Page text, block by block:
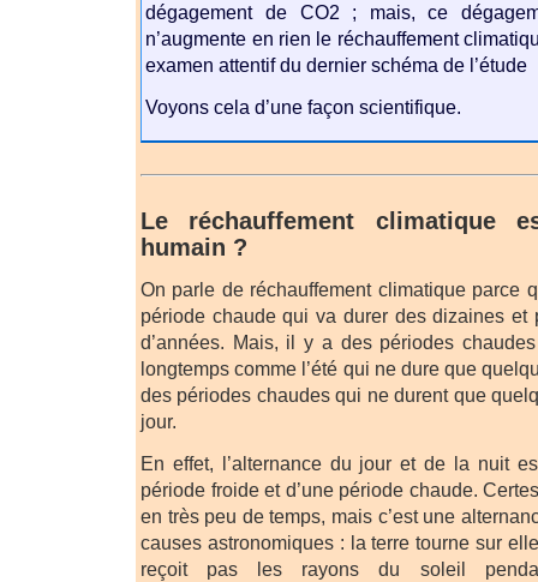
dégagement de CO2 ; mais, ce
n’augmente en rien le réchauffement
examen attentif du dernier schéma de l’étude
Voyons cela d’une façon scientifique.
Le réchauffement climatique
humain ?
On parle de réchauffement climatique parce
période chaude qui va durer des dizaines et
d’années. Mais, il y a des périodes
longtemps comme l’été qui ne dure que
des périodes chaudes qui ne durent que
jour.
En effet, l’alternance du jour et de la nuit
période froide et d’une période chaude.
en très peu de temps, mais c’est une
causes astronomiques : la terre tourne sur
reçoit pas les rayons du soleil